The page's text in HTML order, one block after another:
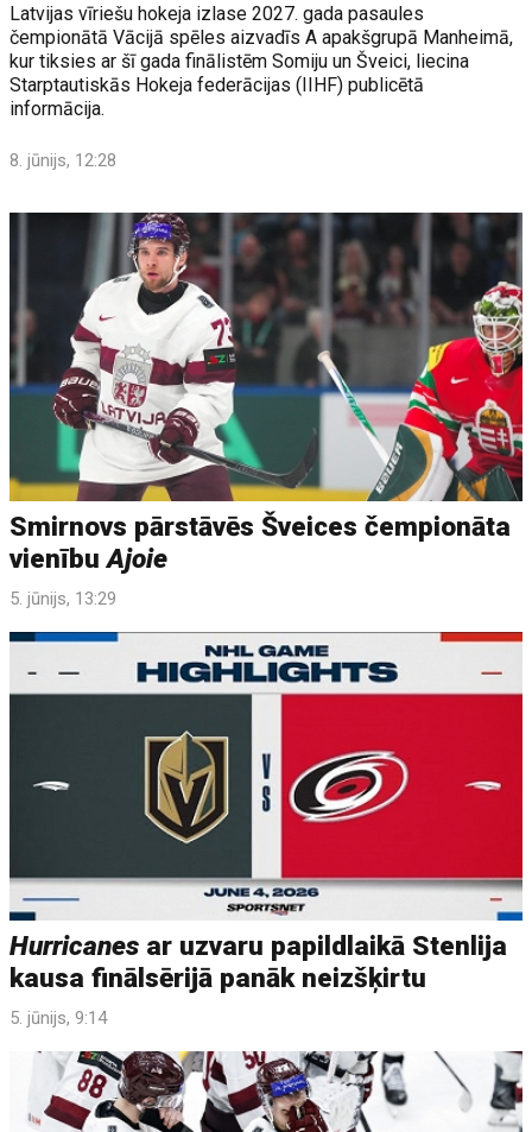
Latvijas vīriešu hokeja izlase 2027. gada pasaules
čempionātā Vācijā spēles aizvadīs A apakšgrupā Manheimā,
kur tiksies ar šī gada finālistēm Somiju un Šveici, liecina
Starptautiskās Hokeja federācijas (IIHF) publicētā
informācija.
8. jūnijs, 12:28
Smirnovs pārstāvēs Šveices čempionāta
vienībuAjoie
5. jūnijs, 13:29
Hurricanes ar uzvaru papildlaikā Stenlija
kausa finālsērijā panāk neizšķirtu
5. jūnijs, 9:14